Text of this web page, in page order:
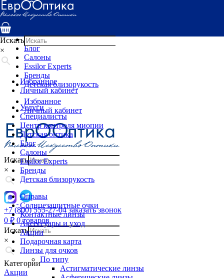
Услуги
Специалисты
Детская оптика
Блог
Салоны
Essilor Experts
Бренды
Детская близорукость
Избранное
Личный кабинет
Искать
×
+7 (800) 555-27-04 заказать звонок
0 ₽ 0 товаров
Искать
×
Категории
Акции
Искать
×
Избранное
Личный кабинет
Услуги
Специалисты
Центр контроля миопии
Детская оптика
Блог
Салоны
Essilor Experts
Бренды
Детская близорукость
Оправы
Солнцезащитные очки
Контактные линзы
Аксессуары и уход
Акции
Подарочная карта
Линзы для очков
По типу
Астигматические линзы